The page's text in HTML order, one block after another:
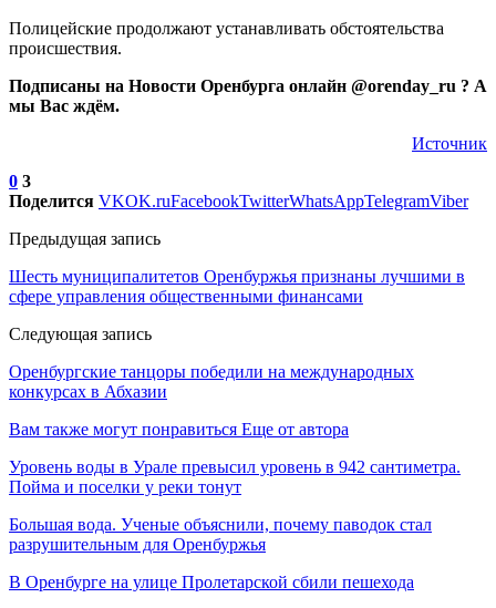
Полицейские продолжают устанавливать обстоятельства
происшествия.
Подписаны на Новости Оренбурга онлайн @orenday_ru ? А
мы Вас ждём.
Источник
0 3
Поделится VKOK.ruFacebookTwitterWhatsAppTelegramViber
Предыдущая запись
Шесть муниципалитетов Оренбуржья признаны лучшими в
сфере управления общественными финансами
Следующая запись
Оренбургские танцоры победили на международных
конкурсах в Абхазии
Вам также могут понравиться Еще от автора
Уровень воды в Урале превысил уровень в 942 сантиметра.
Пойма и поселки у реки тонут
Большая вода. Ученые объяснили, почему паводок стал
разрушительным для Оренбуржья
В Оренбурге на улице Пролетарской сбили пешехода